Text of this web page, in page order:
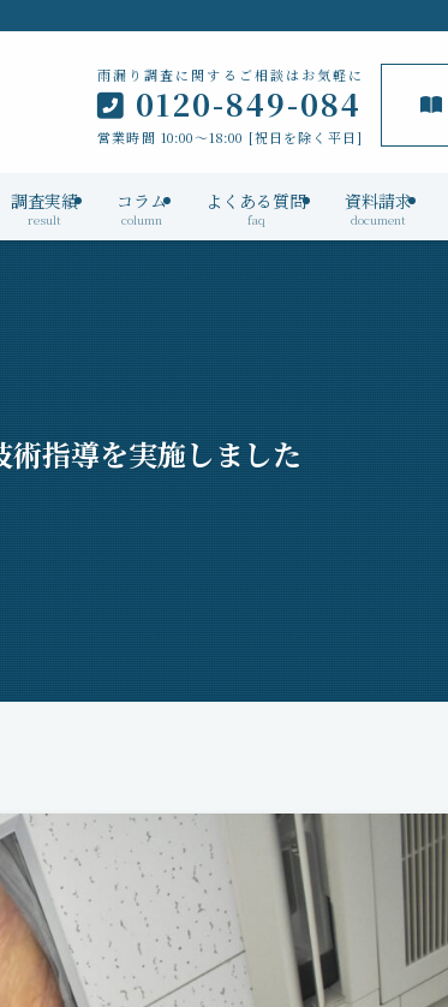
雨漏り調査に関するご相談はお気軽に
0120-849-084
営業時間 10:00～18:00 [祝日を除く平日]
調査実績
result
コラム
column
よくある質問
faq
資料請求
document
指導を実施しました